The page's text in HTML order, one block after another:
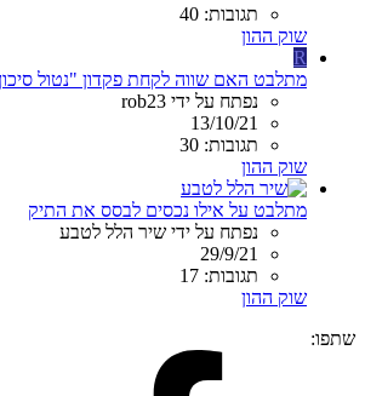
תגובות: 40
שוק ההון
R
מתלבט האם שווה לקחת פקדון "נטול
נפתח על ידי rob23
13/10/21
תגובות: 30
שוק ההון
מתלבט על אילו נכסים לבסס את התיק
נפתח על ידי שיר הלל לטבע
29/9/21
תגובות: 17
שוק ההון
שתפו: